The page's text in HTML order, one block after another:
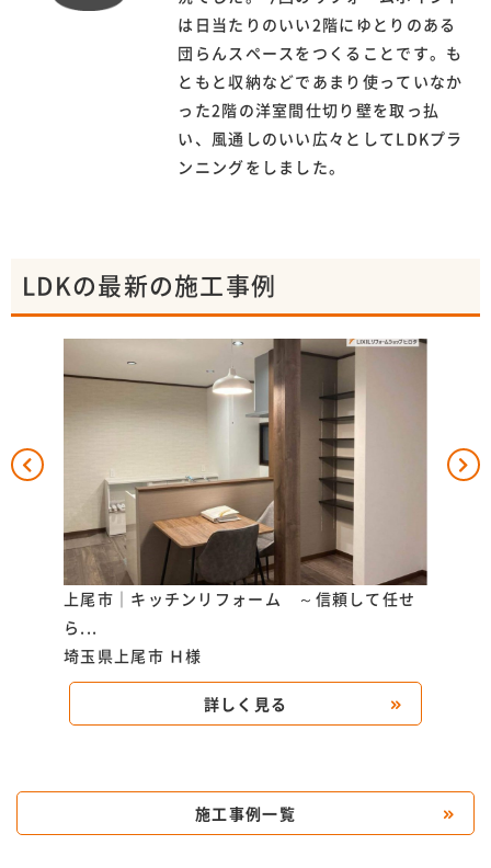
は日当たりのいい2階にゆとりのある
団らんスペースをつくることです。も
ともと収納などであまり使っていなか
った2階の洋室間仕切り壁を取っ払
い、風通しのいい広々としてLDKプラ
ンニングをしました。
LDKの最新の施工事例
上尾市｜キッチンリフォーム ～信頼して任せ
ら...
埼玉県上尾市 Ｈ様
詳しく見る
施工事例一覧